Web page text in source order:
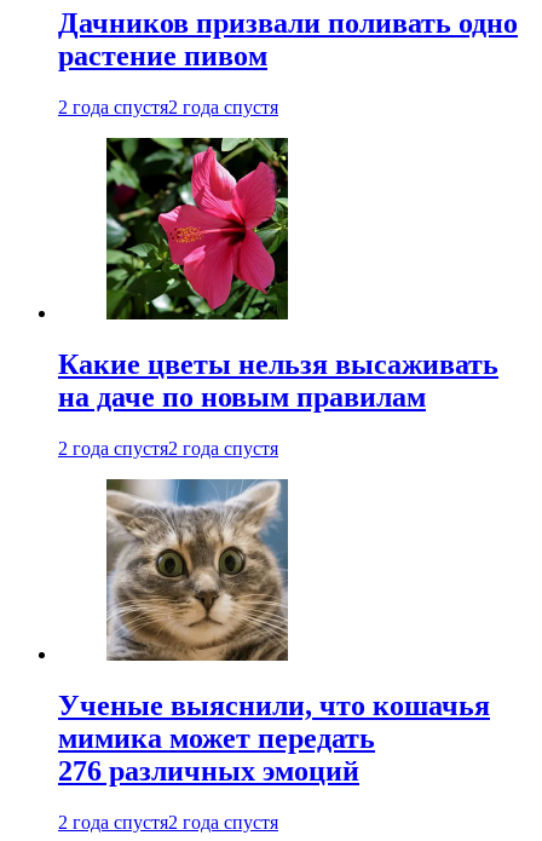
Дачников призвали поливать одно
растение пивом
2 года спустя2 года спустя
Какие цветы нельзя высаживать
на даче по новым правилам
2 года спустя2 года спустя
Ученые выяснили, что кошачья
мимика может передать
276 различных эмоций
2 года спустя2 года спустя